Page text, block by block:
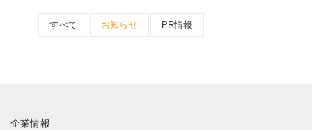
すべて お知らせ PR情報
企業情報